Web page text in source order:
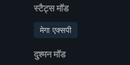
स्टैट्स मॉड
मेगा एक्सपी
दुश्मन मॉड